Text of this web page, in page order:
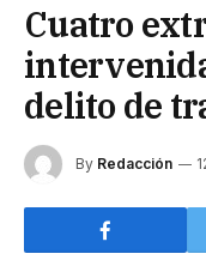
Cuatro
delito de
By Redacción